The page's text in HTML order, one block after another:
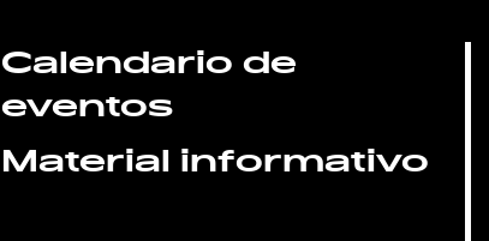
Calendario de
eventos
Material informativo